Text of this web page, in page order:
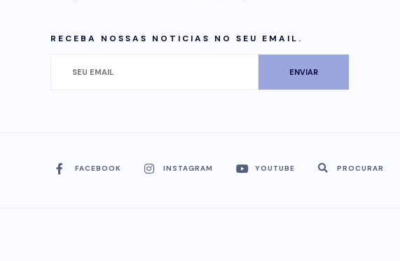
RECEBA NOSSAS NOTICIAS NO SEU EMAIL.
FACEBOOK INSTAGRAM YOUTUBE PROCURAR